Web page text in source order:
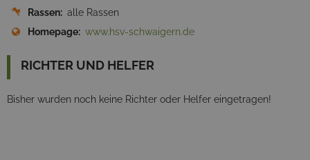
Rassen: alle Rassen
Homepage: www.hsv-schwaigern.de
RICHTER UND HELFER
Bisher wurden noch keine Richter oder Helfer eingetragen!